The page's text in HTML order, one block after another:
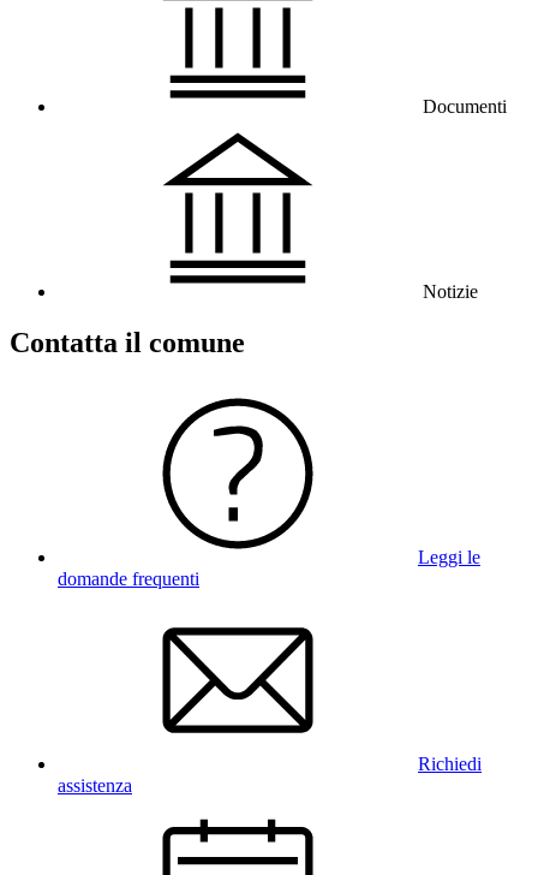
Documenti
Notizie
Contatta il comune
Leggi le
domande frequenti
Richiedi
assistenza